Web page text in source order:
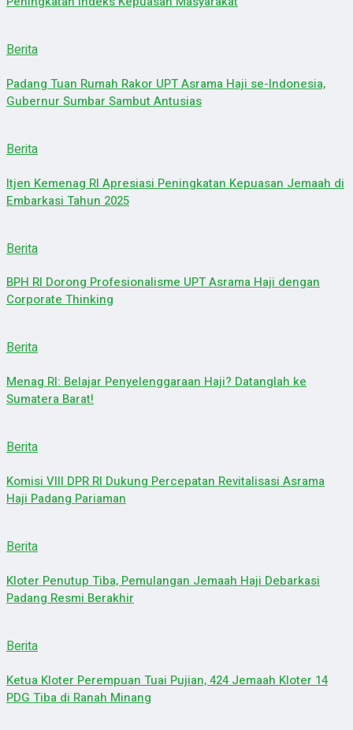
Berita
Padang Tuan Rumah Rakor UPT Asrama Haji se-Indonesia,
Gubernur Sumbar Sambut Antusias
Berita
Itjen Kemenag RI Apresiasi Peningkatan Kepuasan Jemaah di
Embarkasi Tahun 2025
Berita
BPH RI Dorong Profesionalisme UPT Asrama Haji dengan
Corporate Thinking
Berita
Menag RI: Belajar Penyelenggaraan Haji? Datanglah ke
Sumatera Barat!
Berita
Komisi VIII DPR RI Dukung Percepatan Revitalisasi Asrama
Haji Padang Pariaman
Berita
Kloter Penutup Tiba, Pemulangan Jemaah Haji Debarkasi
Padang Resmi Berakhir
Berita
Ketua Kloter Perempuan Tuai Pujian, 424 Jemaah Kloter 14
PDG Tiba di Ranah Minang